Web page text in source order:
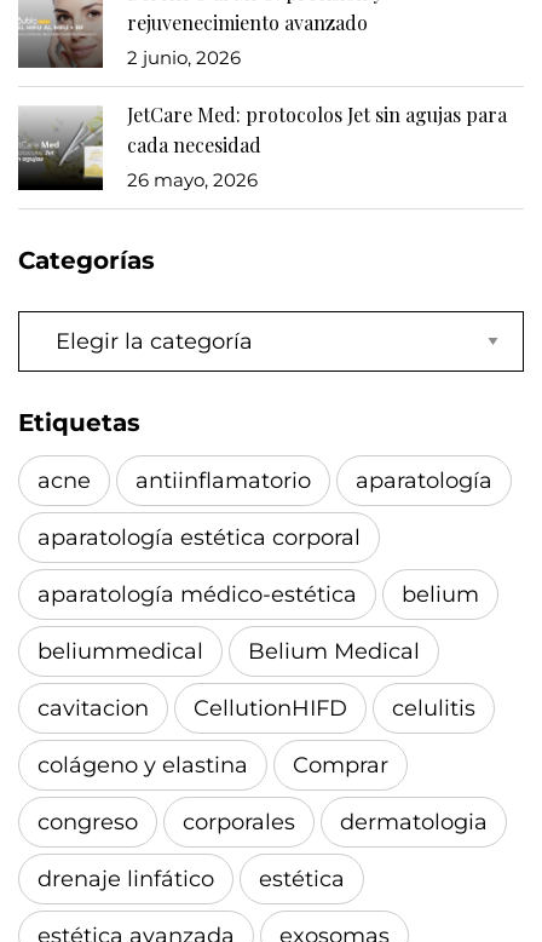
rejuvenecimiento avanzado
2 junio, 2026
JetCare Med: protocolos Jet sin agujas para
cada necesidad
26 mayo, 2026
Categorías
Categorías
Etiquetas
acne antiinflamatorio aparatología
aparatología estética corporal
aparatología médico-estética belium
beliummedical Belium Medical
cavitacion CellutionHIFD celulitis
colágeno y elastina Comprar
congreso corporales dermatologia
drenaje linfático estética
estética avanzada exosomas